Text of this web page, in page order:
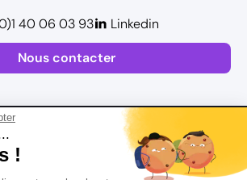
!
Nous contacter
40 06 03 93 Linkedin